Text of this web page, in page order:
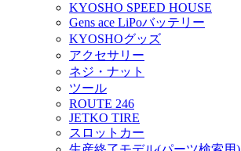
KYOSHO SPEED HOUSE
Gens ace LiPoバッテリー
KYOSHOグッズ
アクセサリー
ネジ・ナット
ツール
ROUTE 246
JETKO TIRE
スロットカー